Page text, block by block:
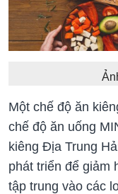
Một chế độ ăn
chế độ ăn uống
kiêng Địa Trung
phát triển để giảm
tập trung vào các